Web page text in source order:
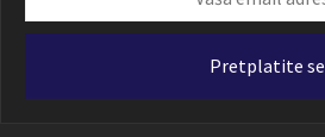
email
Pretplatite se